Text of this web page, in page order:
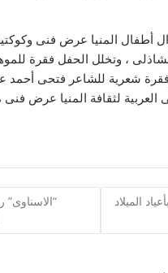
أطفال المنيا عرض فنى
، وتخلل الحفل فقرة
شعرية للشاعر فتحى أحمد
لثقافة المنيا عرض فنى
الميلاد
“الاسناوى”